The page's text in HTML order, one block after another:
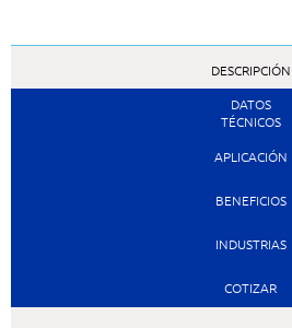
DESCRIPCIÓN
DATOS
TÉCNICOS
APLICACIÓN
BENEFICIOS
INDUSTRIAS
COTIZAR